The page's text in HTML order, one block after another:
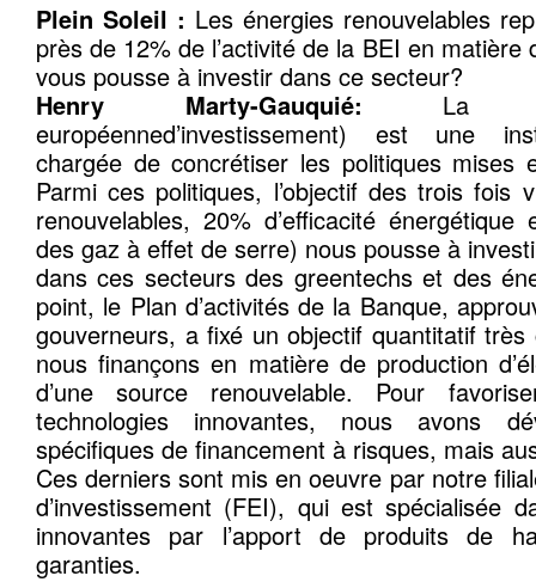
Plein Soleil : Les énergies renouvelables
près de 12% de l’activité de la BEI en matière
vous pousse à investir dans ce secteur?
Henry Marty-Gauquié: La
européenned’investissement) est une
chargée de concrétiser les politiques mises
Parmi ces politiques, l’objectif des trois fois
renouvelables, 20% d’efficacité
des gaz à effet de serre) nous pousse à
dans ces secteurs des greentechs et des
point, le Plan d’activités de la Banque,
gouverneurs, a fixé un objectif quantitatif
nous finançons en matière de production
d’une source renouvelable. Pour
technologies innovantes, nous avons
spécifiques de financement à risques, mais
Ces derniers sont mis en oeuvre par notre
d’investissement (FEI), qui est spécialisée
innovantes par l’apport de produits de
garanties.